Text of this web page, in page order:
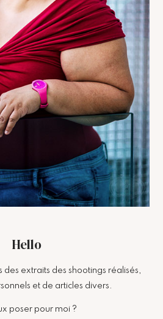
Hello
des extraits des shootings réalisés,
et de articles divers.
poser pour moi ?